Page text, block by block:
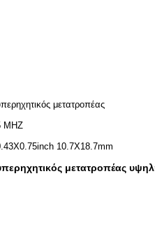
μετατροπέας
MHZ
10.7X18.7mm
μετατροπέας